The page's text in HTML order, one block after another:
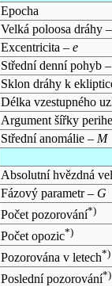
Epocha
Velká poloosa dráhy –
Excentricita – e
Střední denní pohyb –
Sklon dráhy k
Délka vzestupného
Argument šířky
Střední anomálie – M
Absolutní hvězdná
Fázový parametr – G
Počet pozorování*)
Počet opozic*)
Pozorována v letech*)
Poslední pozorování*)